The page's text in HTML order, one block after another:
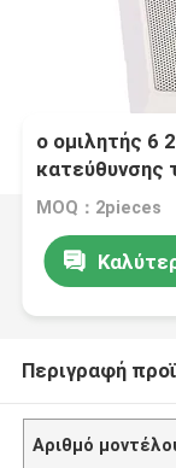
ο ομιλητής 6
κατεύθυνσης
τοίχων
MOQ：2pieces
Περιγραφή
Αριθμό